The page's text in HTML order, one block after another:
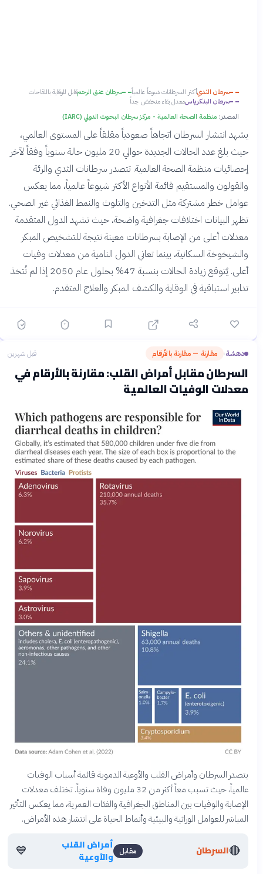
سرطان الثديأكثر السرطانات شيوعاً عالمياً سرطان عنق الرحمقابل للوقاية باللقاحات
سرطان البنكرياسمعدل بقاء منخفض جداً
المصدر: منظمة الصحة العالمية - مركز سرطان البحوث الدولي (IARC)
يشهد انتشار السرطان اتجاهاً صعودياً مقلقاً على المستوى العالمي،
حيث بلغ عدد الحالات الجديدة حوالي 20 مليون حالة سنوياً وفقاً لآخر
إحصائيات منظمة الصحة العالمية. تتصدر سرطانات الثدي والرئة
والقولون والمستقيم قائمة الأنواع الأكثر شيوعاً عالمياً، مما يعكس
عوامل خطر مشتركة مثل التدخين والتلوث والنمط الغذائي غير الصحي.
تظهر البيانات اختلافات جغرافية واضحة، حيث تشهد الدول المتقدمة
معدلات أعلى من الإصابة بسرطانات معينة نتيجة للتشخيص المبكر
والشيخوخة السكانية، بينما تعاني الدول النامية من معدلات وفيات
أعلى. يُتوقع زيادة الحالات بنسبة 47% بحلول عام 2050 إذا لم تُتخذ
تدابير استباقية في الوقاية والكشف المبكر والعلاج المتقدم.
دهشة› مقارنة — مقارنة بالأرقام قبل شهرين
السرطان مقابل أمراض القلب: مقارنة بالأرقام في
معدلات الوفيات العالمية
يتصدر السرطان وأمراض القلب والأوعية الدموية قائمة أسباب الوفيات
عالمياً، حيث تسبب معاً أكثر من 32 مليون وفاة سنوياً. تختلف معدلات
الإصابة والوفيات بين المناطق الجغرافية والفئات العمرية، مما يعكس التأثير
المباشر للعوامل الوراثية والبيئية وأنماط الحياة على انتشار هذه الأمراض.
🔴السرطان مقابل أمراض القلب
والأوعية
💙